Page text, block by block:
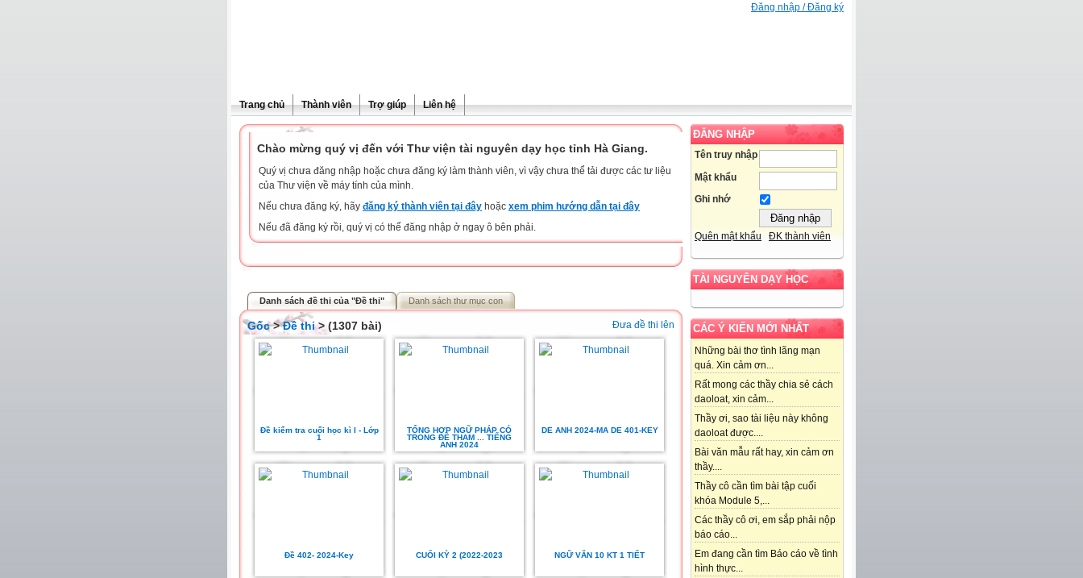
Đăng nhập / Đăng ký
Trang chủ Thành viên Trợ giúp Liên hệ
ĐĂNG NHẬP
Tên truy nhập
Mật khẩu
Ghi nhớ
Quên mật khẩu ĐK thành viên
TÀI NGUYÊN DẠY HỌC
CÁC Ý KIẾN MỚI NHẤT
Những bài thơ tình lãng mạn
quá. Xin cảm ơn...
Rất mong các thầy chia sẻ cách
daoloat, xin cảm...
Thầy ơi, sao tài liệu này không
daoloat được....
Bài văn mẫu rất hay, xin cảm ơn
thầy....
Thầy cô cần tìm bài tập cuối
khóa Module 5,...
Các thầy cô ơi, em sắp phải nộp
báo cáo...
Em đang cần tìm Báo cáo về tình
hình thực...
Chào mừng quý vị đến với Thư viện tài nguyên dạy học tỉnh Hà Giang.
Quý vị chưa đăng nhập hoặc chưa đăng ký làm thành viên, vì vậy chưa thể tải được các tư liệu
của Thư viện về máy tính của mình.
Nếu chưa đăng ký, hãy đăng ký thành viên tại đây hoặc xem phim hướng dẫn tại đây
Nếu đã đăng ký rồi, quý vị có thể đăng nhập ở ngay ô bên phải.
Danh sách đề thi của "Đề thi" Danh sách thư mục con
Đưa đề thi lên
Gốc>Đề thi> (1307 bài)
Đề kiểm tra cuối học kì I - Lớp
1
TỔNG HỢP NGỮ PHÁP CÓ
TRONG ĐỀ THAM ... TIẾNG
ANH 2024
DE ANH 2024-MA DE 401-KEY
Đề 402- 2024-Key CUỐI KỲ 2 (2022-2023 NGỮ VĂN 10 KT 1 TIẾT